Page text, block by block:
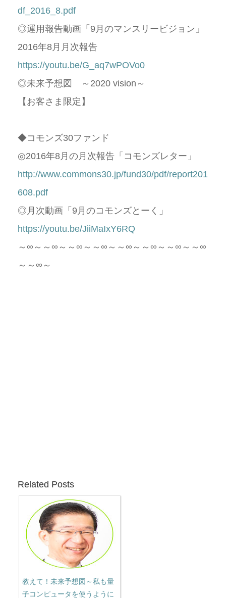
df_2016_8.pdf
◎運用報告動画「 9 月のマンスリービジョン」
2016年8 月月次報告
https://youtu.be/G_aq7wPOVo0
◎未来予想図 ～ 2020 vision ～
【お客さま限定】
◆コモンズ30ファンド
◎2016年8 月の月次報告「コモンズレター」
http://www.commons30.jp/fund30/pdf/report201
608.pdf
◎月次動画「 9 月のコモンズとーく」
https://youtu.be/JiiMaIxY6RQ
～∞～～∞～～∞～～∞～～∞～～∞～～∞～～∞
～～∞～
Related Posts
教えて！未来予想図～私も量
子コンピュータを使うように